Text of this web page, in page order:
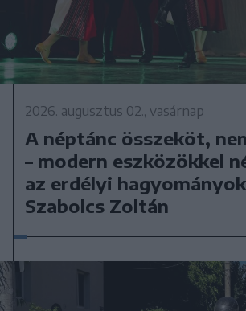
2026. augusztus 02., vasárnap
A néptánc összeköt,
– modern eszközökkel
az erdélyi
Szabolcs Zoltán